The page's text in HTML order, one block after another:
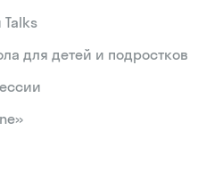
Talks
для детей и подростков